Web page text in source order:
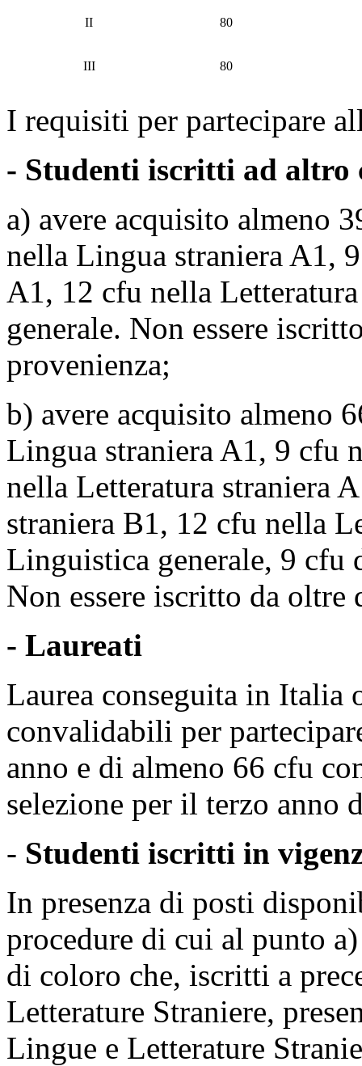
II 80
III 80
I requisiti per partecipare
- Studenti iscritti ad altro
a) avere acquisito almeno
nella Lingua straniera A1,
A1, 12 cfu nella
generale. Non essere
provenienza;
b) avere acquisito almeno
Lingua straniera A1, 9 cfu
nella Letteratura straniera
straniera B1, 12 cfu nella
Linguistica generale, 9
Non essere iscritto da oltre
- Laureati
Laurea conseguita in Italia
convalidabili per
anno e di almeno 66 cfu
selezione per il terzo anno
- Studenti iscritti in
In presenza di posti
procedure di cui al punto
di coloro che, iscritti a
Letterature Straniere,
Lingue e Letterature